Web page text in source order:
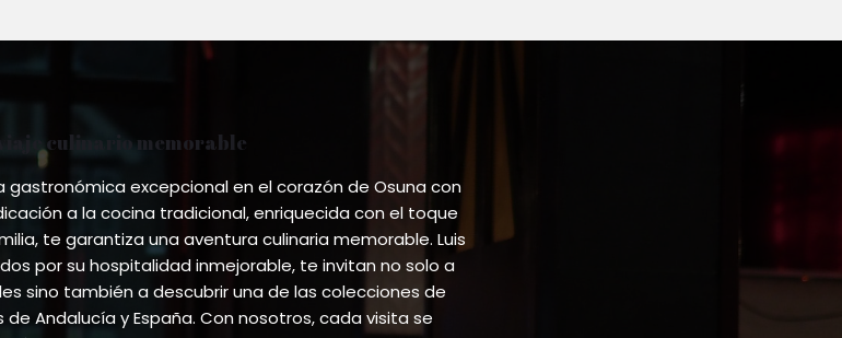
viaje culinario memorable
gastronómica excepcional en el corazón de Osuna con
a la cocina tradicional, enriquecida con el toque
te garantiza una aventura culinaria memorable. Luis
por su hospitalidad inmejorable, te invitan no solo a
sino también a descubrir una de las colecciones de
Andalucía y España. Con nosotros, cada visita se